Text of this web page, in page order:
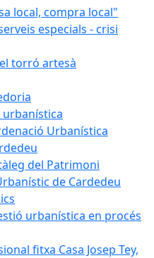
local, compra local"
especials - crisi
torró artesà
Urbanística
del Patrimoni
de Cardedeu
urbanística en procés
fitxa Casa Josep Tey,